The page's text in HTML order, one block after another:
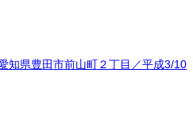
知県豊田市前山町２丁目／平成3/10